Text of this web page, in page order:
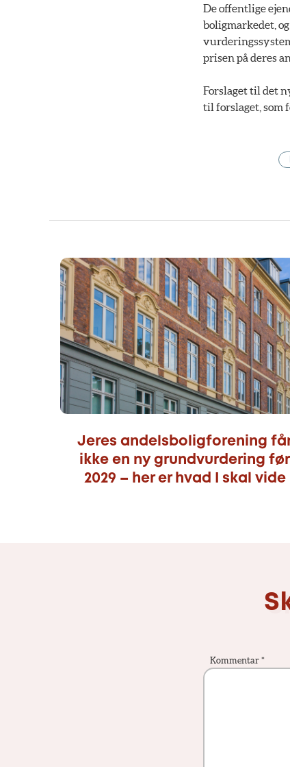
De offentlige
boligmarkedet,
prisen på deres
Forslaget til det
til forslaget, som
Jeres andelsboligforening
ikke en ny grundvurdering før
2029 – her er hvad I skal vide
Kommentar *